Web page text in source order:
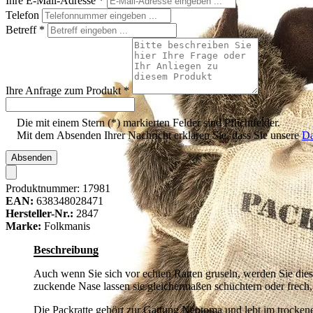
Telefon
Betreff *
Ihre Anfrage zum Produkt*
Die mit einem Stern (*) markierten Felder sind Pflichtfelder.
Mit dem Absenden Ihrer Nachricht erklären Sie, dass Sie unsere
Absenden
Produktnummer: 17981
EAN: 638348028471
Hersteller-Nr.: 2847
Marke: Folkmanis
Beschreibung
Auch wenn Sie sich vor echten Ratten gruseln, werden Sie
zuckende Nase lassen sie gleichermaßen schüchtern oder
Die Packratte gehört zur Gattung Neotoma und lebt im